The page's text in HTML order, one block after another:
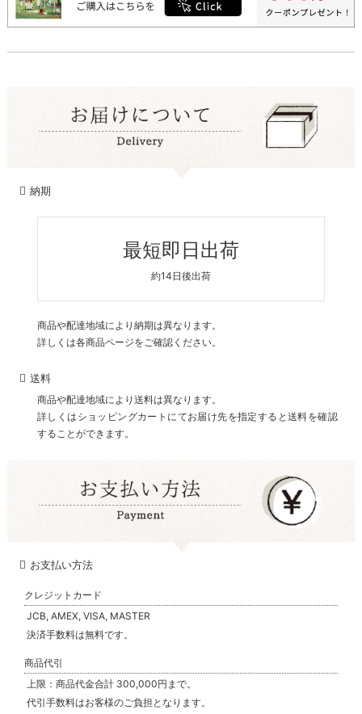
納期
最短即日出荷
約14日後出荷
商品や配達地域により納期は異なります。
詳しくは各商品ページをご確認ください。
送料
商品や配達地域により送料は異なります。
詳しくはショッピングカートにてお届け先を指定すると送料を確認
することができます。
お支払い方法
クレジットカード
JCB, AMEX, VISA, MASTER
決済手数料は無料です。
商品代引
上限：商品代金合計 300,000円まで。
代引手数料はお客様のご負担となります。